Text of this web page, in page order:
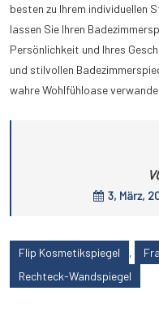
besten zu Ihrem individuellen
lassen Sie Ihren
Persönlichkeit und Ihres
und stilvollen
wahre Wohlfühloase
3, März,
Flip Kosmetikspiegel ,
Rechteck-Wandspiegel